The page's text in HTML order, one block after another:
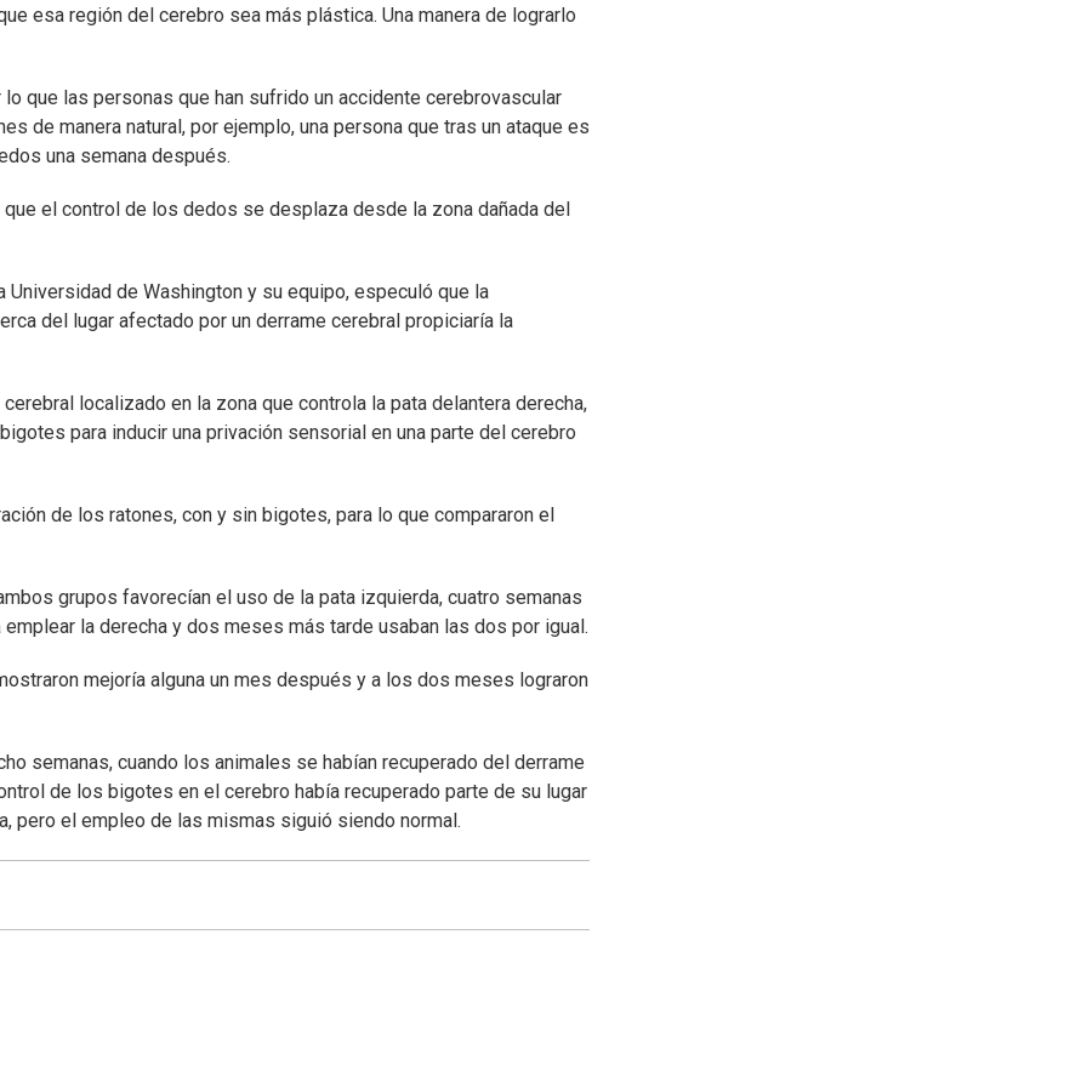
esa región del cerebro sea más plástica. Una manera de lograrlo
que las personas que han sufrido un accidente cerebrovascular
de manera natural, por ejemplo, una persona que tras un ataque es
una semana después.
el control de los dedos se desplaza desde la zona dañada del
de Washington y su equipo, especuló que la
del lugar afectado por un derrame cerebral propiciaría la
localizado en la zona que controla la pata delantera derecha,
para inducir una privación sensorial en una parte del cerebro
de los ratones, con y sin bigotes, para lo que compararon el
grupos favorecían el uso de la pata izquierda, cuatro semanas
la derecha y dos meses más tarde usaban las dos por igual.
mejoría alguna un mes después y a los dos meses lograron
semanas, cuando los animales se habían recuperado del derrame
de los bigotes en el cerebro había recuperado parte de su lugar
pero el empleo de las mismas siguió siendo normal.